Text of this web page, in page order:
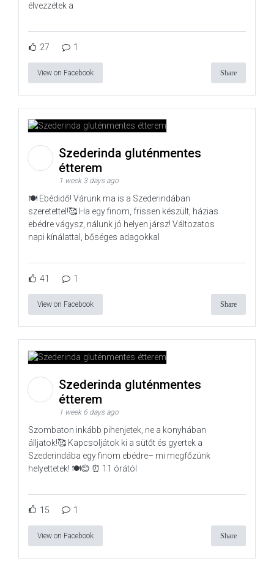
élvezzétek a
27 1
View on Facebook Share
Szederinda gluténmentes
étterem
1 week 3 days ago
🍽️ Ebédidő! Várunk ma is a Szederindában
szeretettel!🥰 Ha egy finom, frissen készült, házias
ebédre vágysz, nálunk jó helyen jársz! Változatos
napi kínálattal, bőséges adagokkal
41 1
View on Facebook Share
Szederinda gluténmentes
étterem
1 week 6 days ago
Szombaton inkább pihenjetek, ne a konyhában
álljatok!🥰 Kapcsoljátok ki a sütőt és gyertek a
Szederindába egy finom ebédre– mi megfőzünk
helyettetek! 🍽️😊 ⏰ 11 órától
15 1
View on Facebook Share